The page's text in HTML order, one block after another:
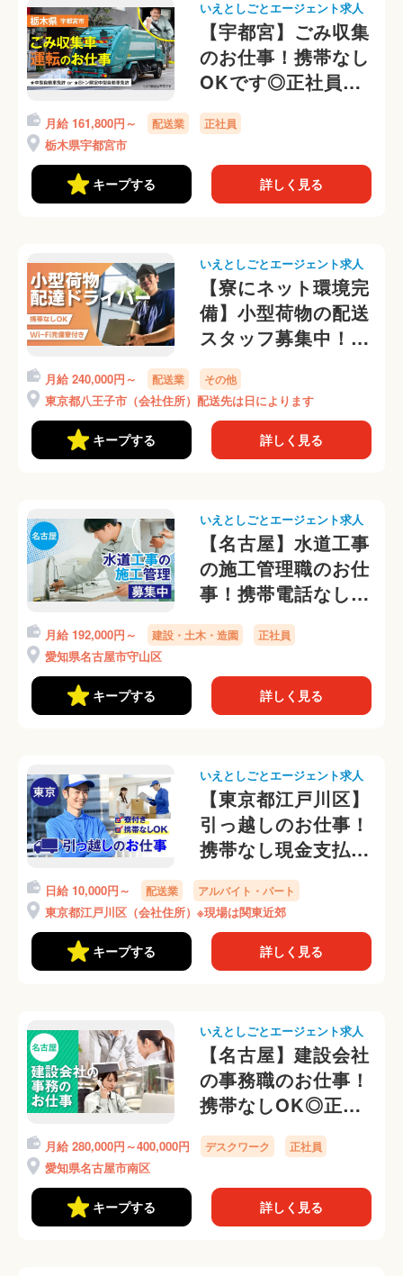
いえとしごとエージェント求人
【宇都宮】ごみ収集
のお仕事！携帯なし
OKです◎正社員で
働きたい人募集中
月給 161,800円～ 配送業 正社員
栃木県宇都宮市
キープする 詳しく見る
いえとしごとエージェント求人
【寮にネット環境完
備】小型荷物の配送
スタッフ募集中！東
京で住み込み可能◎
月給 240,000円～ 配送業 その他
東京都八王子市（会社住所）配送先は日によります
キープする 詳しく見る
いえとしごとエージェント求人
【名古屋】水道工事
の施工管理職のお仕
事！携帯電話なし
OK◎
月給 192,000円～ 建設・土木・造園 正社員
愛知県名古屋市守山区
キープする 詳しく見る
いえとしごとエージェント求人
【東京都江戸川区】
引っ越しのお仕事！
携帯なし現金支払い
OKです♪
日給 10,000円～ 配送業 アルバイト・パート
東京都江戸川区（会社住所）※現場は関東近郊
キープする 詳しく見る
いえとしごとエージェント求人
【名古屋】建設会社
の事務職のお仕事！
携帯なしOK◎正社
員で働けます
月給 280,000円～400,000円 デスクワーク 正社員
愛知県名古屋市南区
キープする 詳しく見る